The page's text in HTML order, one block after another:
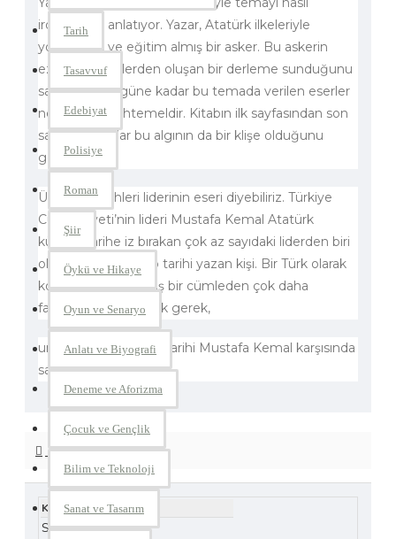
Tarih
Tasavvuf
Edebiyat
Polisiye
Roman
Şiir
Öykü ve Hikaye
Oyun ve Senaryo
Anlatı ve Biyografi
Deneme ve Aforizma
Çocuk ve Gençlik
Bilim ve Teknoloji
Sanat ve Tasarım
irdelediğini anlatıyor. Yazar, Atatürk ilkeleriyle
yoğrulmuş ve eğitim almış bir asker. Bu askerin
ezber ve klişelerden oluşan bir derleme sunduğunu
sanmanız, bugüne kadar bu temada verilen eserler
nedeniyle muhtemeldir. Kitabın ilk sayfasından son
sayfasına kadar bu algının da bir klişe olduğunu
göreceksiniz.
Ülkelerin tarihleri liderinin eseri diyebiliriz. Türkiye
Cumhuriyeti’nin lideri Mustafa Kemal Atatürk
küresel tarihe iz bırakan çok az sayıdaki liderden biri
olmanın ötesinde, o tarihi yazan kişi. Bir Türk olarak
kolayca ifade edilmiş bir cümleden çok daha
fazlasıyla noktalamak gerek,
unutmayalım dünya tarihi Mustafa Kemal karşısında
saygıyla eğiliyor.
KITAP HAKKINDA
Kitap Hakkında
Sayfa Sayısı ekitap